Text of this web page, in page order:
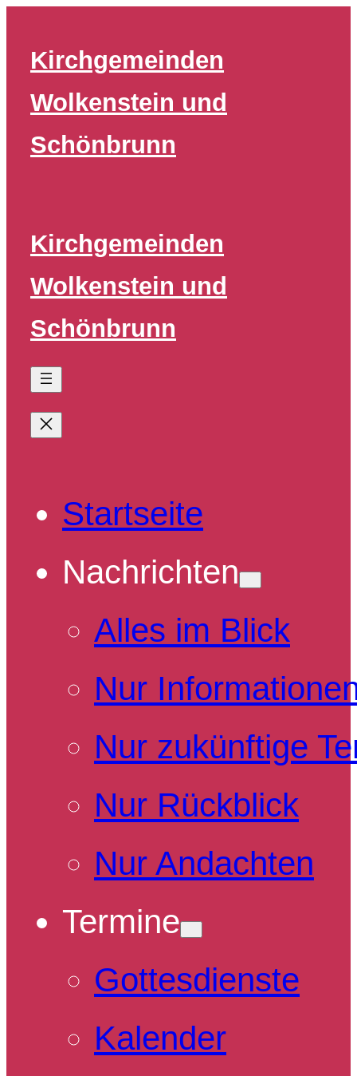
springen
Kirchgemeinden
Wolkenstein und
Schönbrunn
Kirchgemeinden
Wolkenstein und
Schönbrunn
Startseite
Nachrichten
Alles im Blick
Nur
Nur zukünftige
Nur Rückblick
Nur Andachten
Termine
Gottesdienste
Kalender